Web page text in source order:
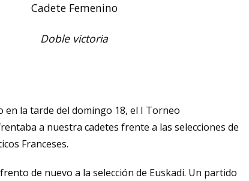
Cadete Femenino
Doble victoria
en la tarde del domingo 18, el I Torneo
a nuestra cadetes frente a las selecciones de
Franceses.
de nuevo a la selección de Euskadi. Un partido